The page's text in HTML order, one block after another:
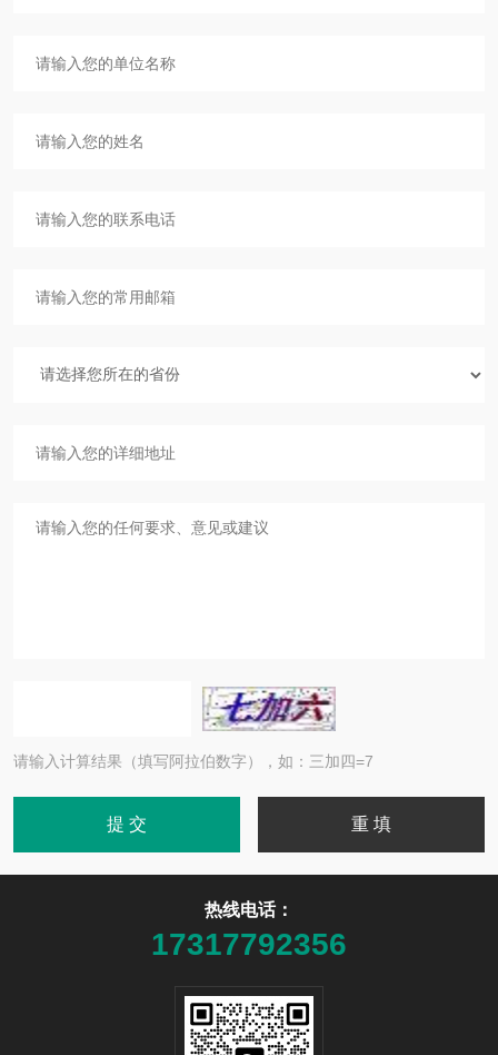
请输入计算结果（填写阿拉伯数字），如：三加四=7
热线电话：
17317792356